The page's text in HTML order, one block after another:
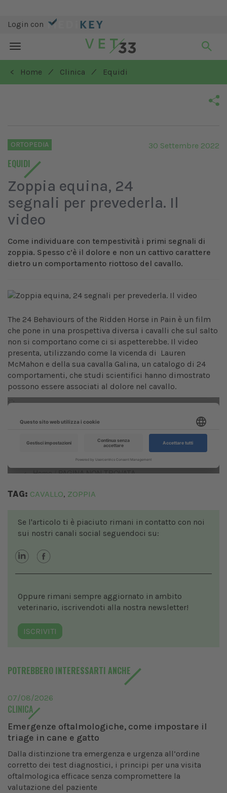
Login con
Toggle
navigation
< Home
/ Clinica / Equidi
ORTOPEDIA
EQUIDI
30 Settembre 2022
Zoppia equina, 24
segnali per prevederla. Il
video
Come individuare con tempestività i primi segnali di
zoppia. Spesso c’è il dolore e non un cattivo carattere
dietro un comportamento riottoso del cavallo.
The 24 Behaviours of the Ridden Horse in Pain è un film
che pone in una prospettiva diversa i cavalli che sul salto
non si comportano come ci si aspetterebbe. Il video
presenta, utilizzando come la vicenda di Lauren
McMahon e della sua cavalla Galina, un catalogo di 24
comportamenti, che studi scientifici hanno dimostrato
possono essere associati al dolore nel cavallo.
TAG: CAVALLO, ZOPPIA
Se l'articolo ti è piaciuto rimani in contatto con noi
sui nostri canali social seguendoci su:
Oppure rimani sempre aggiornato in ambito
veterinario, iscrivendoti alla nostra newsletter!
ISCRIVITI
POTREBBERO INTERESSARTI ANCHE
07/08/2026
CLINICA
Emergenze oftalmologiche, come impostare il
triage in cane e gatto
Dalla distinzione tra emergenza e urgenza all’ordine
corretto dei test diagnostici, i principi per una visita
oftalmologica efficace senza compromettere la
valutazione del paziente